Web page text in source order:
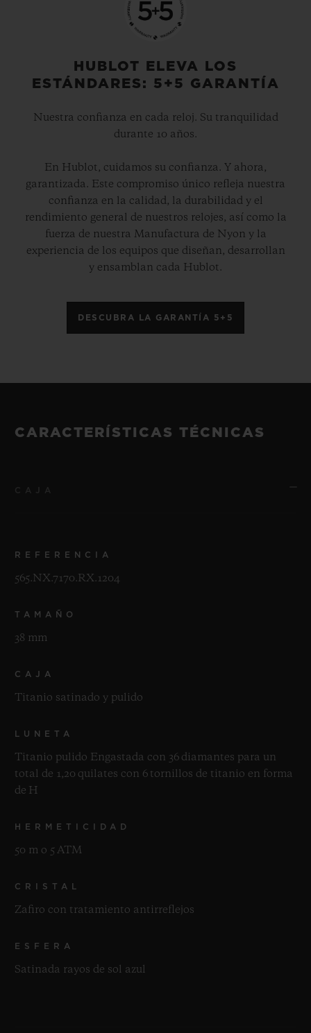
HUBLOT ELEVA LOS
ESTÁNDARES: 5+5 GARANTÍA
Nuestra confianza en cada reloj. Su tranquilidad
durante 10 años.
En Hublot, cuidamos su confianza. Y ahora,
garantizada. Este compromiso único refleja nuestra
confianza en la calidad, la durabilidad y el
rendimiento general de nuestros relojes, así como la
fuerza de nuestra Manufactura de Nyon y la
experiencia de los equipos que diseñan, desarrollan
y ensamblan cada Hublot.
DESCUBRA LA GARANTÍA 5+5
CARACTERÍSTICAS TÉCNICAS
REFERENCIA
565.NX.7170.RX.1204
TAMAÑO
38 mm
CAJA
Titanio satinado y pulido
LUNETA
Titanio pulido Engastada con 36 diamantes para un
total de 1,20 quilates con 6 tornillos de titanio en forma
de H
HERMETICIDAD
50 m o 5 ATM
CRISTAL
Zafiro con tratamiento antirreflejos
ESFERA
Satinada rayos de sol azul